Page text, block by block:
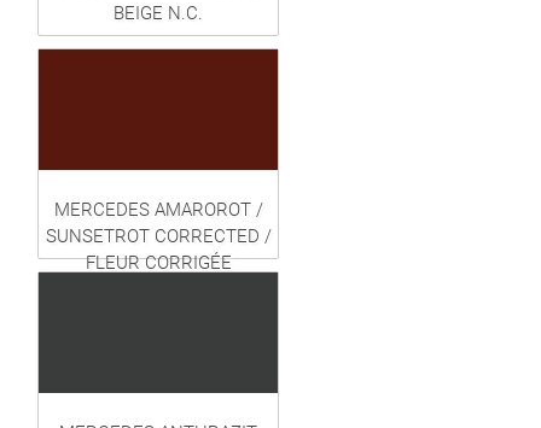
BEIGE N.C.
MERCEDES AMAROROT /
SUNSETROT CORRECTED /
FLEUR CORRIGÉE